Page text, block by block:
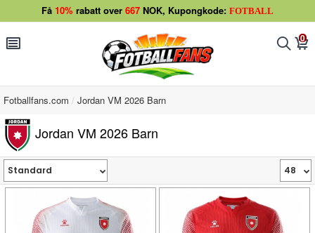
Få 10% rabatt over 667 NOK, Kupongkode: FOTBALL
󰂩 󰂨 0
󰃦
Fotballfans.com Jordan VM 2026 Barn
Jordan VM 2026 Barn